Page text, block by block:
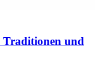
Traditionen und